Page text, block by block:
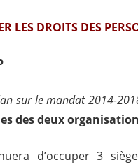
LES DROITS DES
sur le mandat 2014-
des deux
d’occuper 3